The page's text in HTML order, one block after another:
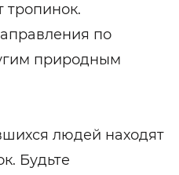
тропинок.
по
природным
людей находят
Будьте